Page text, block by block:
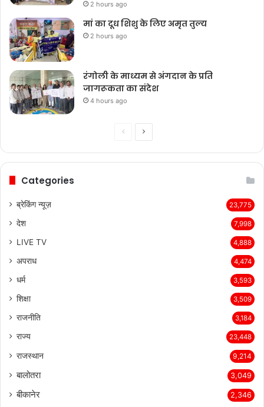
2 hours ago
मां का दूध शिशु के लिए अमृत तुल्य
2 hours ago
रंगोली के माध्यम से अंगदान के प्रति
जागरूकता का संदेश
4 hours ago
PreviousNext
Categories
ब्रेकिंग न्यूज़ 23,775
देश 7,998
LIVE TV 4,888
अपराध 4,474
धर्म 3,593
शिक्षा 3,509
राजनीति 3,184
राज्य 23,448
राजस्थान 9,214
बालोतरा 3,049
बीकानेर 2,346